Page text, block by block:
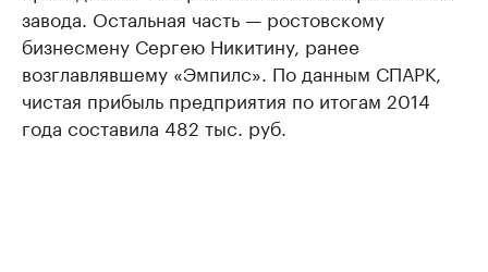
завода. Остальная часть — ростовскому
бизнесмену Сергею Никитину, ранее
возглавлявшему «Эмпилс». По данным СПАРК,
чистая прибыль предприятия по итогам 2014
года составила 482 тыс. руб.